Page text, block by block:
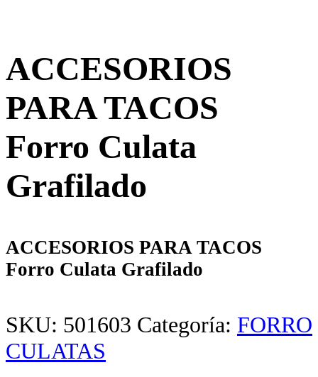
ACCESORIOS
PARA TACOS
Forro Culata
Grafilado
ACCESORIOS PARA TACOS
Forro Culata Grafilado
SKU: 501603 Categoría: FORRO
CULATAS